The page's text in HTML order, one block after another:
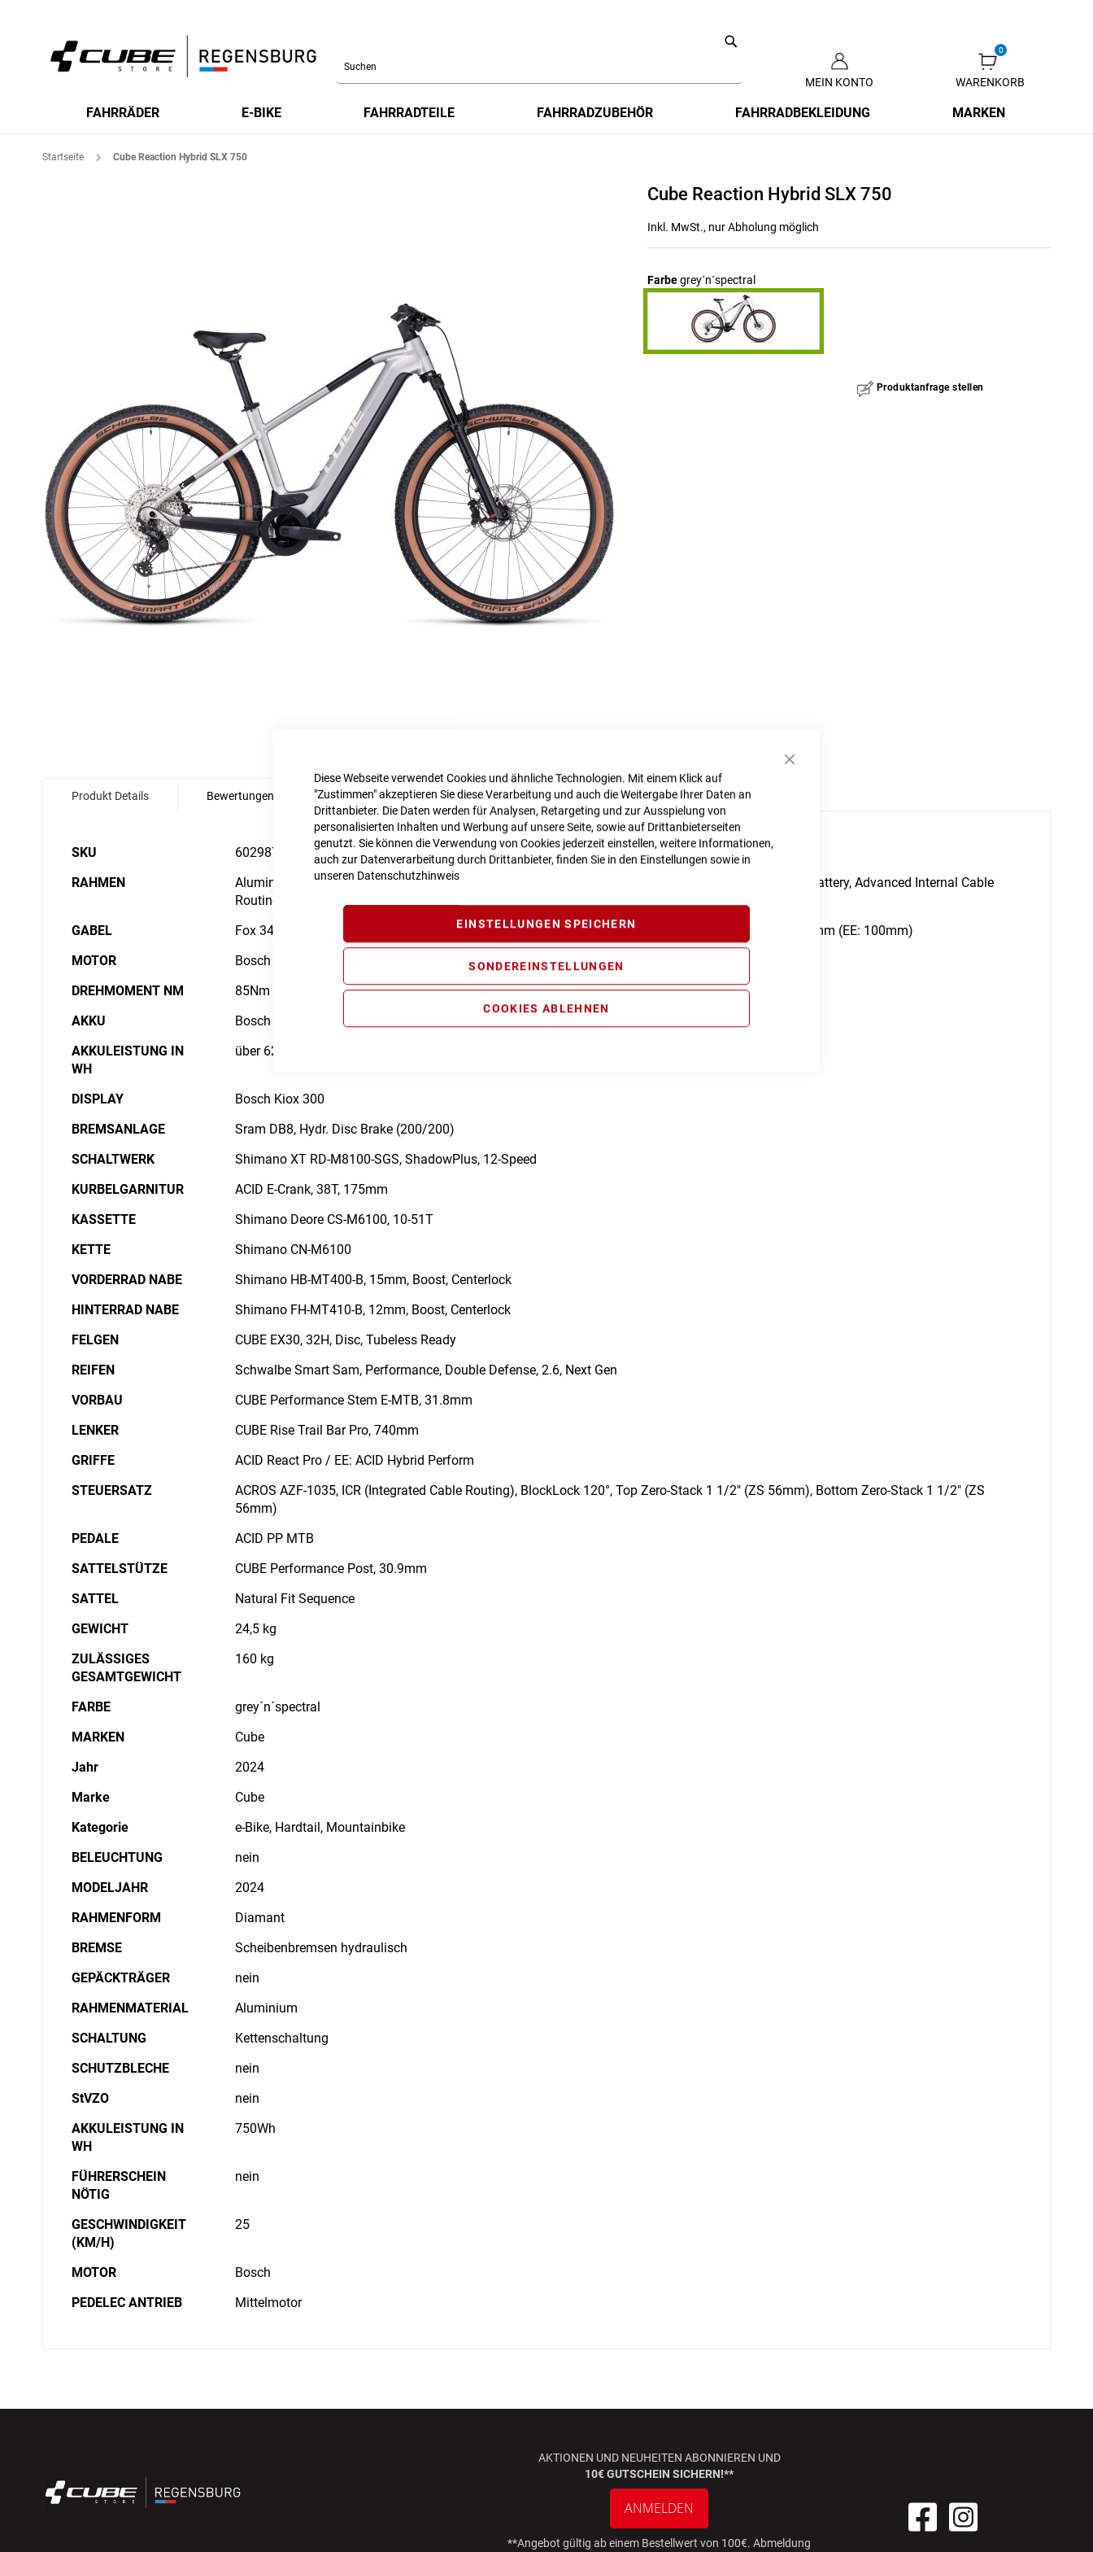
Schließen
Diese Webseite verwendet Cookies und ähnliche Technologien. Mit einem Klick auf
"Zustimmen" akzeptieren Sie diese Verarbeitung und auch die Weitergabe Ihrer Daten an
Drittanbieter. Die Daten werden für Analysen, Retargeting und zur Ausspielung von
personalisierten Inhalten und Werbung auf unsere Seite, sowie auf Drittanbieterseiten
genutzt. Sie können die Verwendung von Cookies jederzeit einstellen, weitere Informationen,
auch zur Datenverarbeitung durch Drittanbieter, finden Sie in den Einstellungen sowie in
unseren Datenschutzhinweis
EINSTELLUNGEN SPEICHERN
SONDEREINSTELLUNGEN
COOKIES ABLEHNEN
Inhalt
MEIN KONTO WARENKORB
Search
FAHRRÄDER E-BIKE FAHRRADTEILE FAHRRADZUBEHÖR FAHRRADBEKLEIDUNG MARKEN
Startseite Cube Reaction Hybrid SLX 750
Cube Reaction Hybrid SLX 750
Inkl. MwSt., nur Abholung möglich
Farbegrey´n´spectral
Produktanfrage stellen
Produkt Details
Details
SKU
6029872
RAHMEN
Aluminium Superlite, Gravity Casting, Agile Ride Geometry, 1.5 Headtube, Boost 148, Fully Integrated Battery, Advanced Internal Cable
Routing, Kickstand/Fender/Carrier Mounting Points
GABEL
Fox 34 Float AWL, 2-Position Sweep-Adjust RAIL Damper, Tapered, 15x110mm, E-Bike Optimized, 120mm (EE: 100mm)
MOTOR
Bosch Drive Unit Performance CX Generation 4 (85Nm) Cruise (250Watt), Smart System
DREHMOMENT NM
85Nm
AKKU
Bosch PowerTube 750
AKKULEISTUNG IN
WH
über 625Wh
DISPLAY
Bosch Kiox 300
BREMSANLAGE
Sram DB8, Hydr. Disc Brake (200/200)
SCHALTWERK
Shimano XT RD-M8100-SGS, ShadowPlus, 12-Speed
KURBELGARNITUR
ACID E-Crank, 38T, 175mm
KASSETTE
Shimano Deore CS-M6100, 10-51T
KETTE
Shimano CN-M6100
VORDERRAD NABE
Shimano HB-MT400-B, 15mm, Boost, Centerlock
HINTERRAD NABE
Shimano FH-MT410-B, 12mm, Boost, Centerlock
FELGEN
CUBE EX30, 32H, Disc, Tubeless Ready
REIFEN
Schwalbe Smart Sam, Performance, Double Defense, 2.6, Next Gen
VORBAU
CUBE Performance Stem E-MTB, 31.8mm
LENKER
CUBE Rise Trail Bar Pro, 740mm
GRIFFE
ACID React Pro / EE: ACID Hybrid Perform
STEUERSATZ
ACROS AZF-1035, ICR (Integrated Cable Routing), BlockLock 120°, Top Zero-Stack 1 1/2" (ZS 56mm), Bottom Zero-Stack 1 1/2" (ZS
56mm)
PEDALE
ACID PP MTB
SATTELSTÜTZE
CUBE Performance Post, 30.9mm
SATTEL
Natural Fit Sequence
GEWICHT
24,5 kg
ZULÄSSIGES
GESAMTGEWICHT
160 kg
FARBE
grey´n´spectral
MARKEN
Cube
Jahr
2024
Marke
Cube
Kategorie
e-Bike, Hardtail, Mountainbike
BELEUCHTUNG
nein
MODELJAHR
2024
RAHMENFORM
Diamant
BREMSE
Scheibenbremsen hydraulisch
GEPÄCKTRÄGER
nein
RAHMENMATERIAL
Aluminium
SCHALTUNG
Kettenschaltung
SCHUTZBLECHE
nein
StVZO
nein
AKKULEISTUNG IN
WH
750Wh
FÜHRERSCHEIN
NÖTIG
nein
GESCHWINDIGKEIT
(KM/H)
25
MOTOR
Bosch
PEDELEC ANTRIEB
Mittelmotor
Bewertungen Angaben zur Produktsicherheit
AKTIONEN UND NEUHEITEN ABONNIEREN UND
10€ GUTSCHEIN SICHERN!**
ANMELDEN
**Angebot gültig ab einem Bestellwert von 100€. Abmeldung